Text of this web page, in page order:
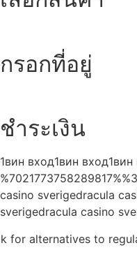
กรอกที่อยู่
ชำระเงิน
1вин вход1вин
casino sverigedracula
sverigedracula casino
Casinoly
for alternatives to